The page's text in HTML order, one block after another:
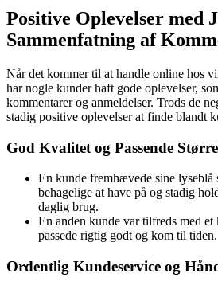
Positive Oplevelser med
Sammenfatning af
Når det kommer til at handle online hos
har nogle kunder haft gode oplevelser,
kommentarer og anmeldelser. Trods de
stadig positive oplevelser at finde blandt
God Kvalitet og Passende
En kunde fremhævede sine lyseblå
behagelige at have på og stadig
daglig brug.
En anden kunde var tilfreds med et
passede rigtig godt og kom til tiden.
Ordentlig Kundeservice og